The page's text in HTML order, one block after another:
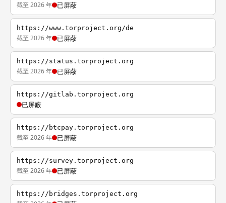
截至 2026 年 已屏蔽
https://www.torproject.org/de
截至 2026 年 已屏蔽
https://status.torproject.org
截至 2026 年 已屏蔽
https://gitlab.torproject.org
已屏蔽
https://btcpay.torproject.org
截至 2026 年 已屏蔽
https://survey.torproject.org
截至 2026 年 已屏蔽
https://bridges.torproject.org